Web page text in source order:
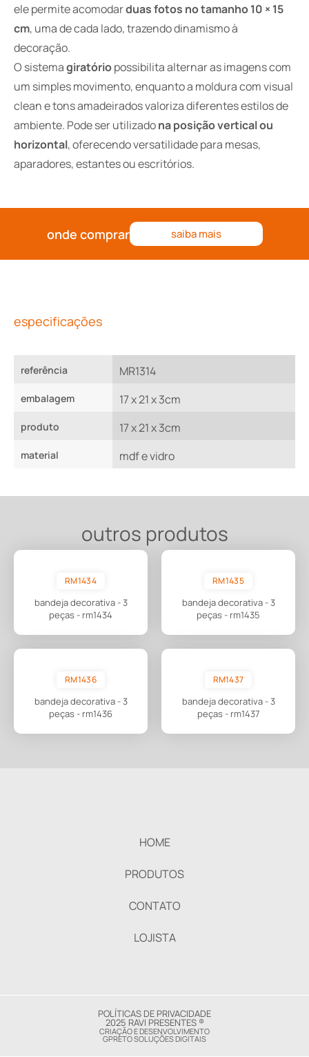
ele permite acomodarduas fotos no tamanho 10 × 15
cm, uma de cada lado, trazendo dinamismo à
decoração.
O sistemagiratóriopossibilita alternar as imagens com
um simples movimento, enquanto a moldura com visual
clean e tons amadeirados valoriza diferentes estilos de
ambiente. Pode ser utilizadona posição vertical ou
horizontal, oferecendo versatilidade para mesas,
aparadores, estantes ou escritórios.
onde comprar saiba mais
especificações
referência MR1314
embalagem 17 x 21 x 3cm
produto 17 x 21 x 3cm
material mdf e vidro
outros produtos
RM1434
bandeja decorativa - 3
peças - rm1434
RM1435
bandeja decorativa - 3
peças - rm1435
RM1436
bandeja decorativa - 3
peças - rm1436
RM1437
bandeja decorativa - 3
peças - rm1437
HOME
PRODUTOS
CONTATO
LOJISTA
POLÍTICAS DE PRIVACIDADE
2025 RAVI PRESENTES ®
CRIAÇÃO E DESENVOLVIMENTO
GPRETO SOLUÇÕES DIGITAIS